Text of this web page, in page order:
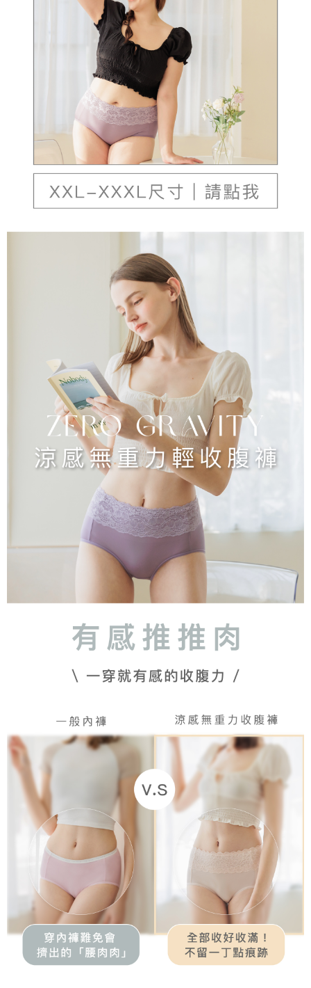
每筆NT$80，滿NT$790(含以上)免運費
本島宅配（ 偏遠地區約需3-5工作天）
每筆NT$80，滿NT$790(含以上)免運費
每筆NT$100，滿NT$890(含以上)免運費
國家/地區配送